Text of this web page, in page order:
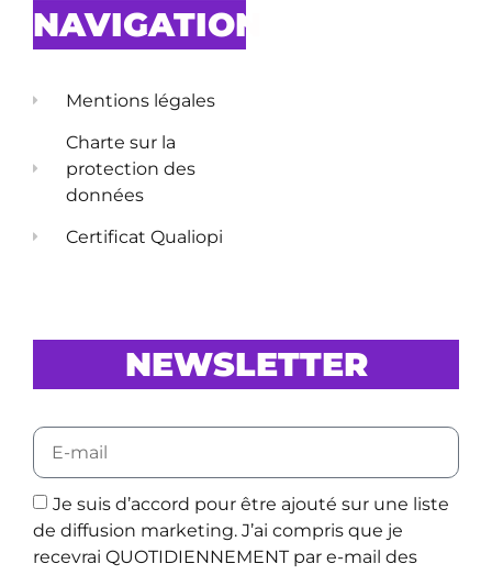
NAVIGATION
Mentions légales
Charte sur la
protection des
données
Certificat Qualiopi
NEWSLETTER
Je suis d’accord pour être ajouté sur une liste
de diffusion marketing. J’ai compris que je
recevrai QUOTIDIENNEMENT par e-mail des